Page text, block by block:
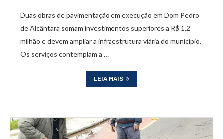
Duas obras de pavimentação em execução em Dom Pedro
de Alcântara somam investimentos superiores a R$ 1,2
milhão e devem ampliar a infraestrutura viária do município.
Os serviços contemplam a …
LEIA MAIS